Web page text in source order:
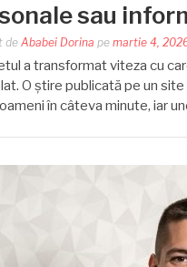
sau
deAbabei Dorina pe martie 4,
a transformat viteza cu
O știre publicată pe un
în câteva minute, iar